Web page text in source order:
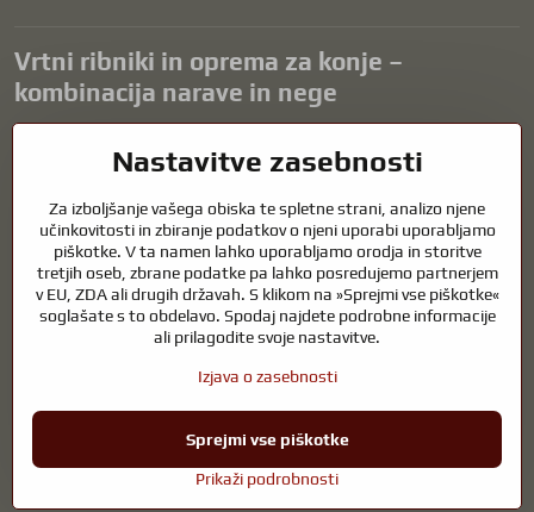
Vrtni ribniki in oprema za konje –
kombinacija narave in nege
harmonično okolje za sprostitev in življenje vodnih živali. Pravilna
čisto vodo in zdrav ribnik skozi vse leto. Enako pomembna je skrb za
živali, ki so del našega življenja.
Konji potrebujejo kakovostno jahalno opremo, pravilno prehrano in
odgovorno nego, da so zdravi, močni in zadovoljni. Ne glede na to, ali
gre za opremo za jahače, rejce ali ljubitelje narave, je cilj ustvariti
okolje, ki podpira naravno ravnovesje, varnost in dobro počutje živali
©2026Avtorske praviceNastavitve zasebnostiIzjava o zasebnosti
Spletno mesto, ustvarjeno z:BiznisWeb.sk
Nastavitve zasebnosti
Za izboljšanje vašega obiska te spletne strani, analizo njene
učinkovitosti in zbiranje podatkov o njeni uporabi uporabljamo
piškotke. V ta namen lahko uporabljamo orodja in storitve
tretjih oseb, zbrane podatke pa lahko posredujemo partnerjem
v EU, ZDA ali drugih državah. S klikom na »Sprejmi vse piškotke«
soglašate s to obdelavo. Spodaj najdete podrobne informacije
ali prilagodite svoje nastavitve.
Izjava o zasebnosti
Prikaži podrobnosti
Sprejmi vse piškotke